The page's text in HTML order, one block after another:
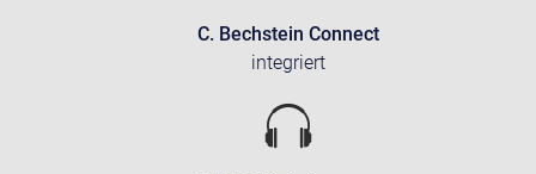
C. Bechstein Connect
integriert